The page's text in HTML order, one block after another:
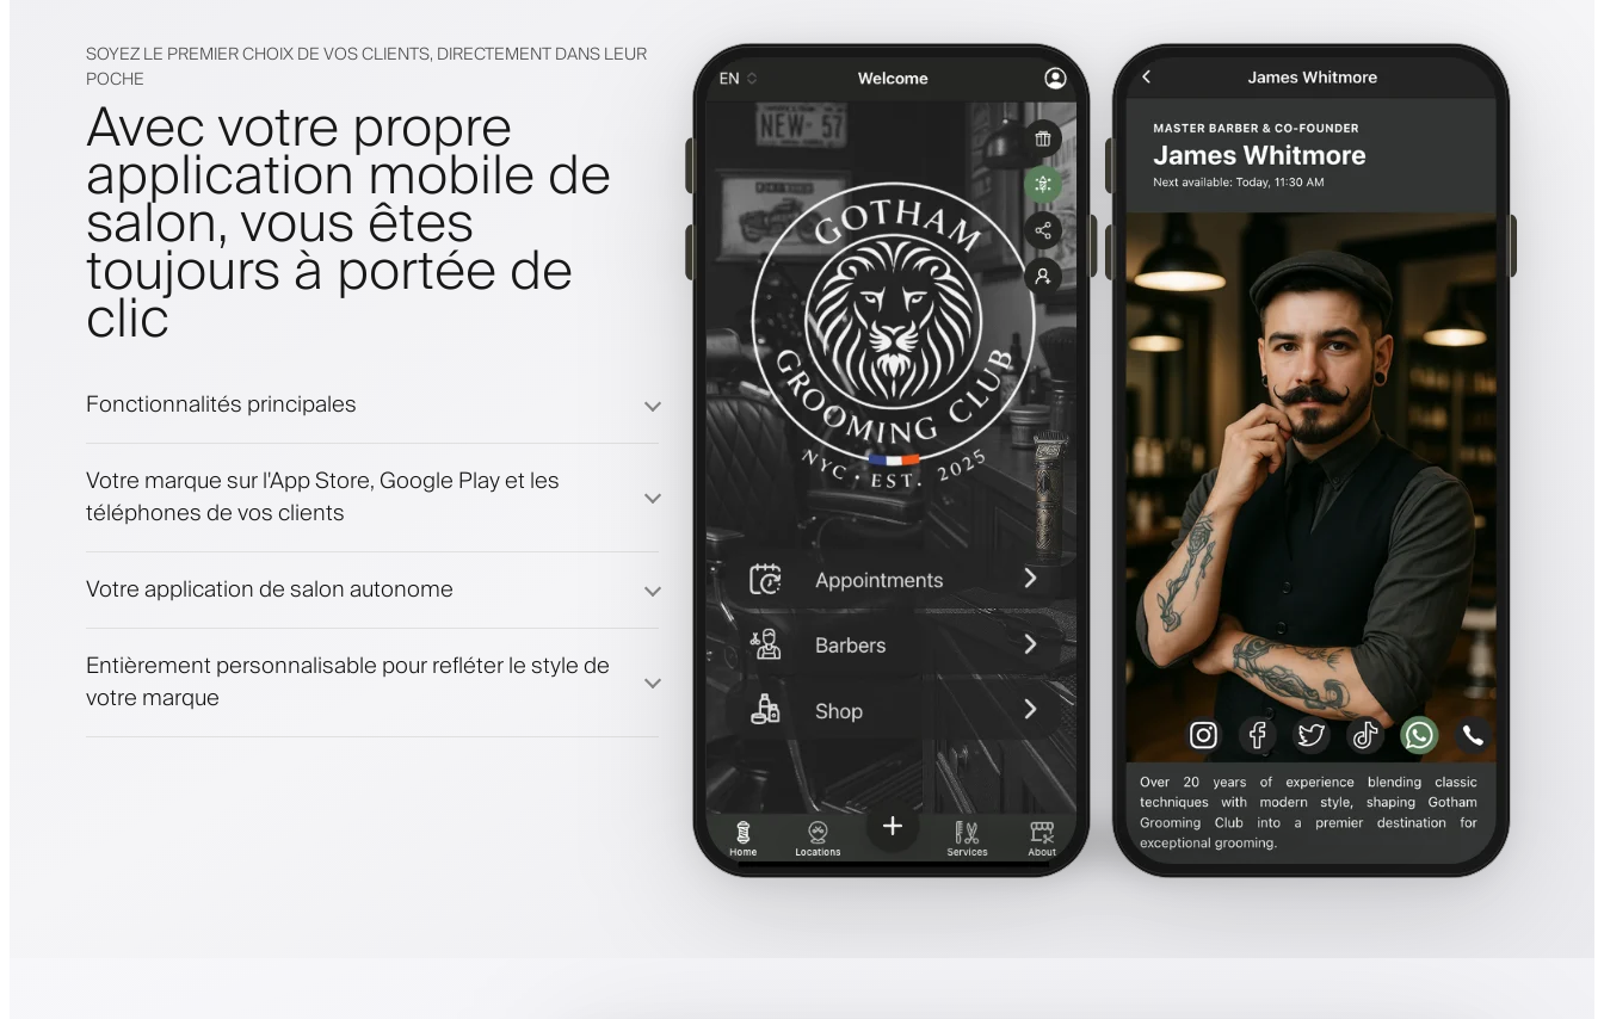
SOYEZ LE PREMIER CHOIX DE VOS CLIENTS, DIRECTEMENT DANS LEUR
POCHE
Avec votre propre
application mobile de
salon, vous êtes
toujours à portée de
clic
Fonctionnalités principales
Paiements, caution
Vendez des produits de beauté
Votre marque sur l'App Store, Google Play et les
téléphones de vos clients
Votre application de salon autonome
Entièrement personnalisable pour refléter le style de
votre marque